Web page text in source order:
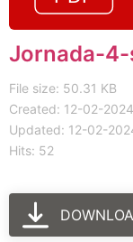
Jornada-4-
File size: 50.31 KB
Created: 12-02-2024
Updated: 12-02-
Hits: 52